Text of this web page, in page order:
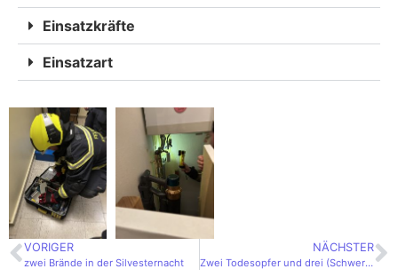
Einsatzkräfte
Einsatzart
VORIGER
zwei Brände in der Silvesternacht
NÄCHSTER
Zwei Todesopfer und drei (Schwer-) Verletzte bei Wohnungsbrand in Maria Enzersdorf